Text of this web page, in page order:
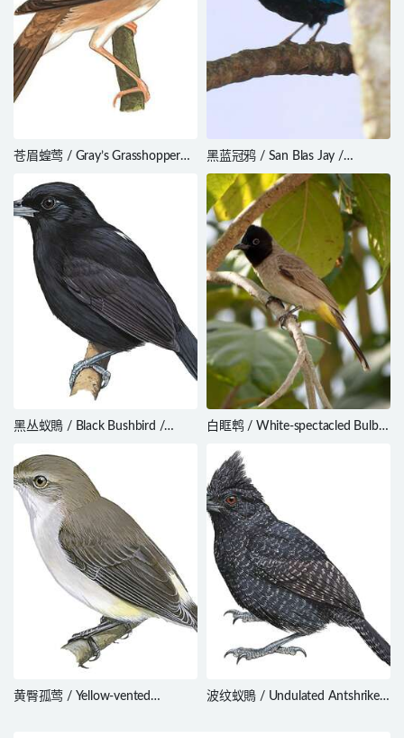
苍眉蝗莺 / Gray’s Grasshopper
黑蓝冠鸦 / San Blas Jay /
Cyanocorax sanblasianus
黑丛蚁鵙 / Black Bushbird /
白眶鹎 / White-spectacled Bulbul
黄臀孤莺 / Yellow-vented
波纹蚁鵙 / Undulated Antshrike /